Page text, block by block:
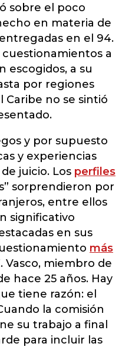
sobre el poco
en materia de
en el 94.
a
escogidos, a su
por regiones
Caribe no se sintió
y por supuesto
y experiencias
juicio. Los perfiles
sorprendieron por
entre ellos
significativo
en sus
más
Vasco, miembro de
hace 25 años. Hay
tiene razón: el
la comisión
su trabajo a final
para incluir las